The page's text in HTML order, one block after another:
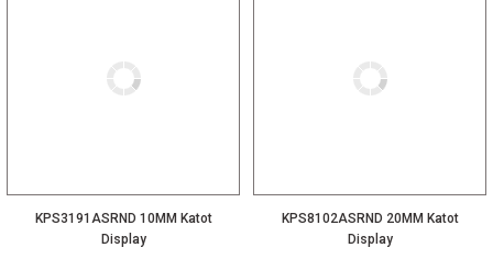
KPS3191ASRND 10MM Katot
Display
KPS8102ASRND 20MM Katot
Display